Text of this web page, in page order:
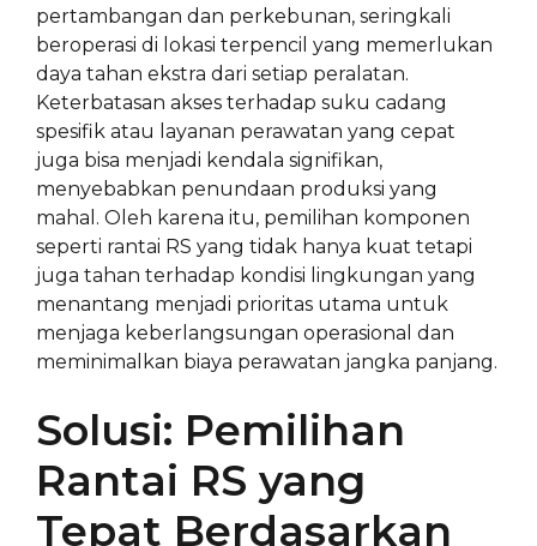
pertambangan dan perkebunan, seringkali
beroperasi di lokasi terpencil yang memerlukan
daya tahan ekstra dari setiap peralatan.
Keterbatasan akses terhadap suku cadang
spesifik atau layanan perawatan yang cepat
juga bisa menjadi kendala signifikan,
menyebabkan penundaan produksi yang
mahal. Oleh karena itu, pemilihan komponen
seperti rantai RS yang tidak hanya kuat tetapi
juga tahan terhadap kondisi lingkungan yang
menantang menjadi prioritas utama untuk
menjaga keberlangsungan operasional dan
meminimalkan biaya perawatan jangka panjang.
Solusi: Pemilihan
Rantai RS yang
Tepat Berdasarkan